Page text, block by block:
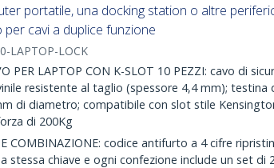
portatile, una docking station o altre
cavi a duplice funzione
LAPTOP-LOCK
PER LAPTOP CON K-SLOT 10 PEZZI: cavo di
resistente al taglio (spessore 4,4 mm); testina
di diametro; compatibile con slot stile
di 200Kg
E COMBINAZIONE: codice antifurto a 4 cifre
stessa chiave e ogni confezione include un set di